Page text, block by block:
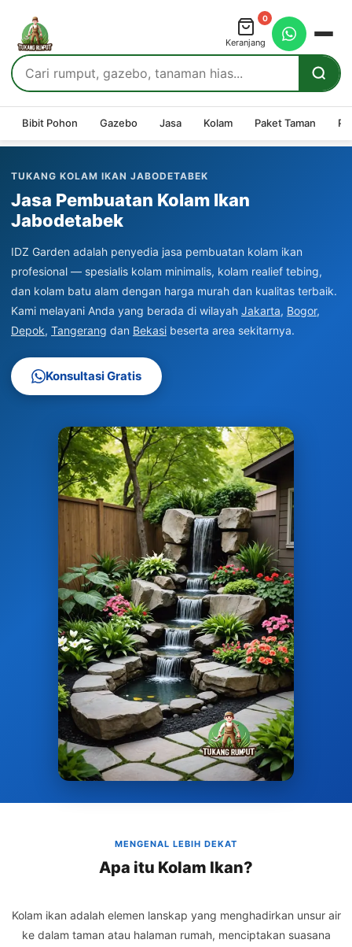
0
Keranjang
Bibit Pohon Gazebo Jasa Kolam Paket Taman
TUKANG KOLAM IKAN JABODETABEK
Jasa Pembuatan Kolam Ikan
Jabodetabek
IDZ Garden adalah penyedia jasa pembuatan kolam ikan
profesional — spesialis kolam minimalis, kolam realief tebing,
dan kolam batu alam dengan harga murah dan kualitas terbaik.
Kami melayani Anda yang berada di wilayah Jakarta, Bogor,
Depok, Tangerang dan Bekasi beserta area sekitarnya.
Konsultasi Gratis
MENGENAL LEBIH DEKAT
Apa itu Kolam Ikan?
Kolam ikan adalah elemen lanskap yang menghadirkan unsur air
ke dalam taman atau halaman rumah, menciptakan suasana